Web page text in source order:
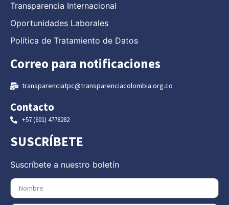
Transparencia Internacional
Oportunidades Laborales
Política de Tratamiento de Datos
Correo para notificaciones
transparenciatpc@transparenciacolombia.org.co
Contacto
+57 (601) 4778282
SUSCRÍBETE
Suscríbete a nuestro boletín